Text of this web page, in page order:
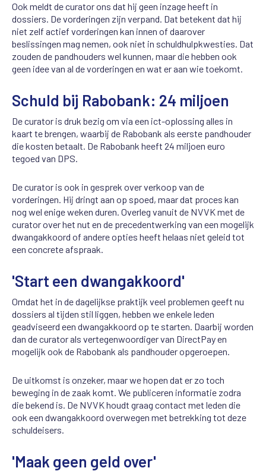
Ook meldt de curator ons dat hij geen inzage heeft in
dossiers. De vorderingen zijn verpand. Dat betekent dat hij
niet zelf actief vorderingen kan innen of daarover
beslissingen mag nemen, ook niet in schuldhulpkwesties. Dat
zouden de pandhouders wel kunnen, maar die hebben ook
geen idee van al de vorderingen en wat er aan wie toekomt.
Schuld bij Rabobank: 24 miljoen
De curator is druk bezig om via een ict-oplossing alles in
kaart te brengen, waarbij de Rabobank als eerste pandhouder
die kosten betaalt. De Rabobank heeft 24 miljoen euro
tegoed van DPS.
De curator is ook in gesprek over verkoop van de
vorderingen. Hij dringt aan op spoed, maar dat proces kan
nog wel enige weken duren. Overleg vanuit de NVVK met de
curator over het nut en de precedentwerking van een mogelijk
dwangakkoord of andere opties heeft helaas niet geleid tot
een concrete afspraak.
'Start een dwangakkoord'
Omdat het in de dagelijkse praktijk veel problemen geeft nu
dossiers al tijden stil liggen, hebben we enkele leden
geadviseerd een dwangakkoord op te starten. Daarbij worden
dan de curator als vertegenwoordiger van DirectPay en
mogelijk ook de Rabobank als pandhouder opgeroepen.
De uitkomst is onzeker, maar we hopen dat er zo toch
beweging in de zaak komt. We publiceren informatie zodra
die bekend is. De NVVK houdt graag contact met leden die
ook een dwangakkoord overwegen met betrekking tot deze
schuldeisers.
'Maak geen geld over'